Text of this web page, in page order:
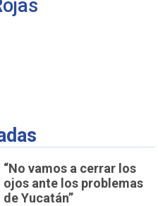
“No vamos a cerrar los
ojos ante los problemas
de Yucatán”